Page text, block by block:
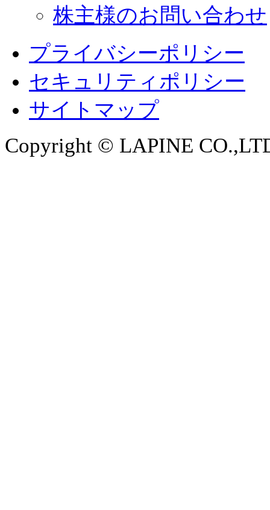
株主様のお問い合わせ
プライバシーポリシー
セキュリティポリシー
サイトマップ
Copyright © LAPINE